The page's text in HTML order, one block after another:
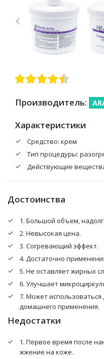
Производитель:
Характеристики
Средство: крем
Тип процедуры:
Действующие
Достоинства
1. Большой объем,
2. Невысокая цена.
3. Согревающий эффект.
4. Достаточно
5. Не оставляет жирных
6. Улучшает
7. Может использоваться
домашнего применения.
Недостатки
1. Первое время после
жжение на коже.